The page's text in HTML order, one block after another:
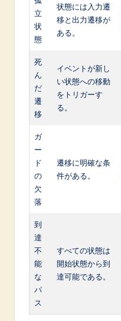
立
状
態
状態には入力遷
移と出力遷移が
ある。
死
ん
だ
遷
移
イベントが新し
い状態への移動
をトリガーす
る。
ガ
ー
ド
の
欠
落
遷移に明確な条
件がある。
到
達
不
能
な
パ
ス
すべての状態は
開始状態から到
達可能である。